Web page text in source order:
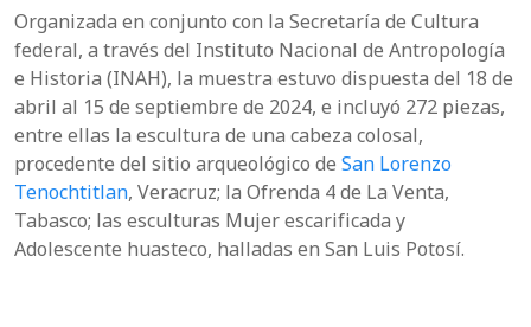
Organizada en conjunto con la Secretaría de Cultura
federal, a través del Instituto Nacional de Antropología
e Historia (INAH), la muestra estuvo dispuesta del 18 de
abril al 15 de septiembre de 2024, e incluyó 272 piezas,
entre ellas la escultura de una cabeza colosal,
procedente del sitio arqueológico de San Lorenzo
Tenochtitlan, Veracruz; la Ofrenda 4 de La Venta,
Tabasco; las esculturas Mujer escarificada y
Adolescente huasteco, halladas en San Luis Potosí.